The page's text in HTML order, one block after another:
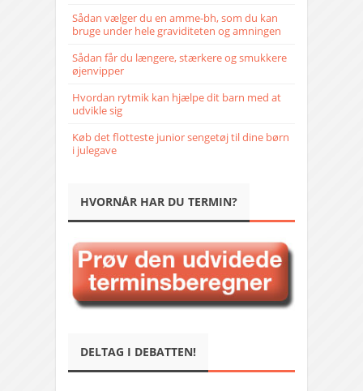
Sådan vælger du en amme-bh, som du kan
bruge under hele graviditeten og amningen
Sådan får du længere, stærkere og smukkere
øjenvipper
Hvordan rytmik kan hjælpe dit barn med at
udvikle sig
Køb det flotteste junior sengetøj til dine børn
i julegave
HVORNÅR HAR DU TERMIN?
DELTAG I DEBATTEN!